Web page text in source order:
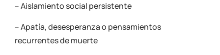
– Aislamiento social persistente
– Apatía, desesperanza o pensamientos
recurrentes de muerte